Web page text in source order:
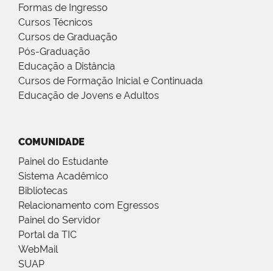
Formas de Ingresso
Cursos Técnicos
Cursos de Graduação
Pós-Graduação
Educação a Distância
Cursos de Formação Inicial e Continuada
Educação de Jovens e Adultos
COMUNIDADE
Painel do Estudante
Sistema Acadêmico
Bibliotecas
Relacionamento com Egressos
Painel do Servidor
Portal da TIC
WebMail
SUAP